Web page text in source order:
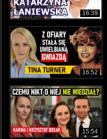
16:39
16:52
15:54